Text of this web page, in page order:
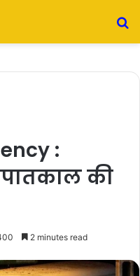
:
की
2 minutes read